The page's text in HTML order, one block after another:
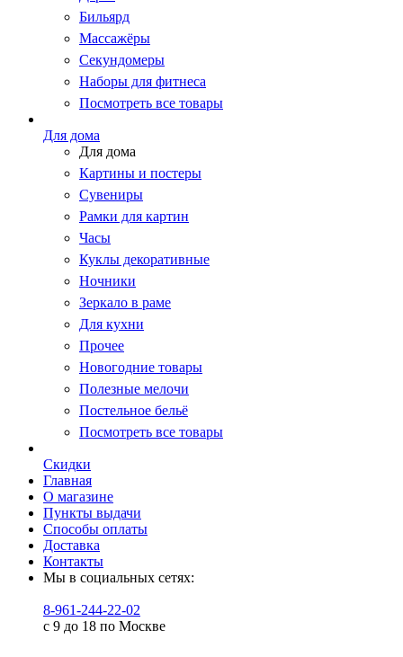
Бильярд
Массажёры
Секундомеры
Наборы для фитнеса
Посмотреть все товары
Для дома
Для дома
Картины и постеры
Сувениры
Рамки для картин
Часы
Куклы декоративные
Ночники
Зеркало в раме
Для кухни
Прочее
Новогодние товары
Полезные мелочи
Постельное бельё
Посмотреть все товары
Скидки
Главная
О магазине
Пункты выдачи
Способы оплаты
Доставка
Контакты
Мы в социальных сетях:
8-961-244-22-02
с 9 до 18 по Москве